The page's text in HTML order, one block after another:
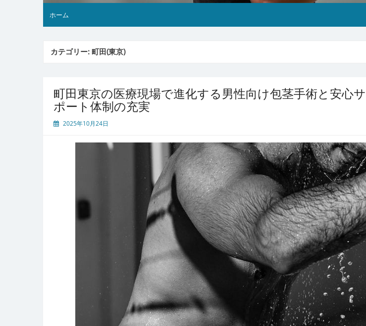
ホーム
カテゴリー:町田(東京)
町田東京の医療現場で進化する男性向け包茎手術と安心サ
ポート体制の充実
2025年10月24日